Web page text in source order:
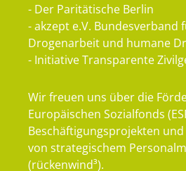
- Der Paritätische Berlin
- akzept e.V. Bundesverband
Drogenarbeit und humane
- Initiative Transparente
Wir freuen uns über die
Europäischen Sozialfonds
Beschäftigungsprojekten
von strategischem
(rückenwind³).